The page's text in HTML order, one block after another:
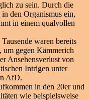
zu sein. Durch die
den Organismus ein,
in einem qualvollen
waren bereits
um gegen Kämmerich
Ansehensverlust von
Intrigen unter
AfD.
in den 20er und
wie beispielsweise